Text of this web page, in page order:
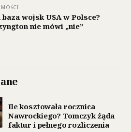
baza wojsk USA w Polsce?
nie mówi „nie”
Ile kosztowała rocznica
Nawrockiego? Tomczyk żąda
faktur i pełnego rozliczenia